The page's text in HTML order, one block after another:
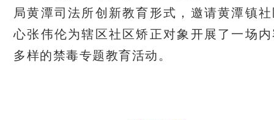
局黄潭司法所创新教育形式，邀请黄潭镇
心张伟伦为辖区社区矫正对象开展了一场
多样的禁毒专题教育活动。